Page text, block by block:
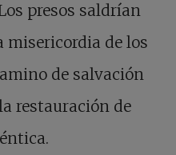
presos saldrían
misericordia de los
de salvación
restauración de